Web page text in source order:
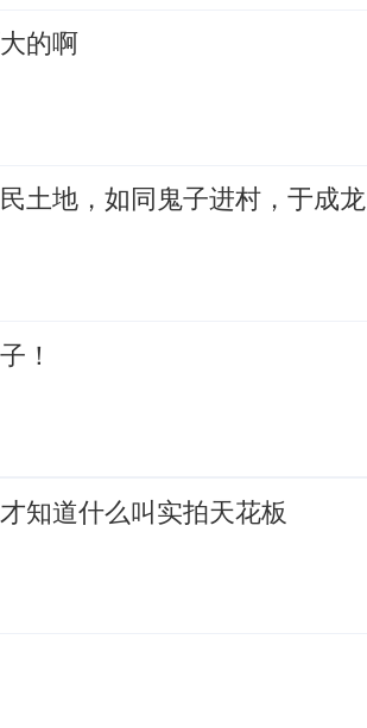
的啊
土地，如同鬼子进村，于成龙
！
知道什么叫实拍天花板